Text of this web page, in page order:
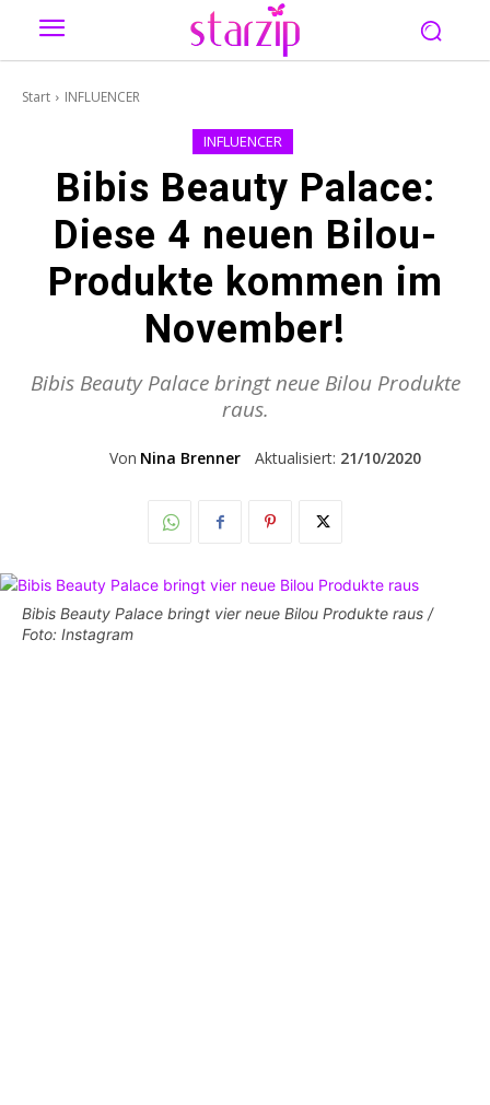
Start INFLUENCER
INFLUENCER
Bibis Beauty Palace:
Diese 4 neuen Bilou-
Produkte kommen im
November!
Bibis Beauty Palace bringt neue Bilou Produkte
raus.
Von Nina Brenner Aktualisiert: 21/10/2020
Bibis Beauty Palace bringt vier neue Bilou Produkte raus /
Foto: Instagram